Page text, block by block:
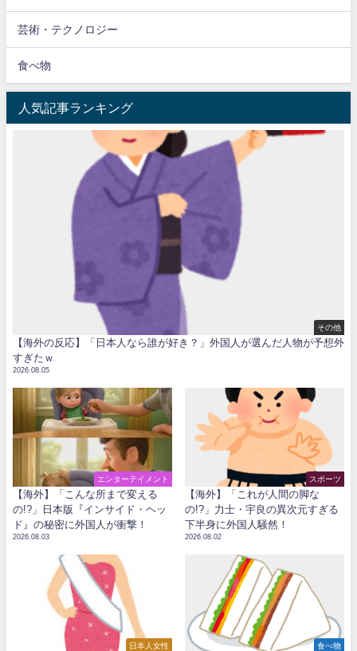
芸術・テクノロジー
食べ物
人気記事ランキング
その他
【海外の反応】「日本人なら誰が好き？」外国人が選んだ人物が予想外
すぎたｗ
2026.08.05
エンターテイメント
【海外】「こんな所まで変える
の!?」日本版『インサイド・ヘッ
ド』の秘密に外国人が衝撃！
2026.08.03
スポーツ
【海外】「これが人間の脚な
の!?」力士・宇良の異次元すぎる
下半身に外国人騒然！
2026.08.02
日本人女性 食べ物